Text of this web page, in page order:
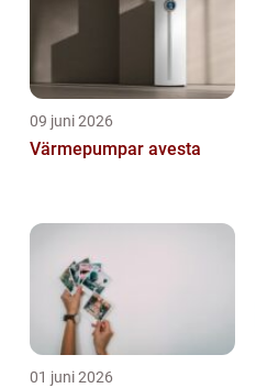
09 juni 2026
Värmepumpar avesta
01 juni 2026